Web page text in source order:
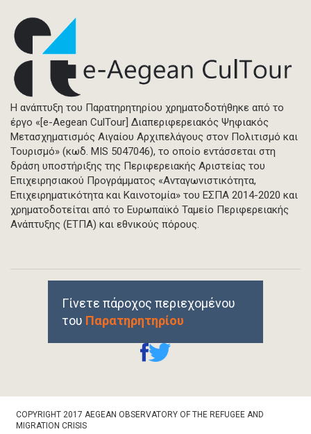
Η ανάπτυξη του Παρατηρητηρίου χρηματοδοτήθηκε από το
έργο «[e-Aegean CulTour] Διαπεριφερειακός Ψηφιακός
Μετασχηματισμός Αιγαίου Αρχιπελάγους στον Πολιτισμό και
Τουρισμό» (κωδ. MIS 5047046), το οποίο εντάσσεται στη
δράση υποστήριξης της Περιφερειακής Αριστείας του
Επιχειρησιακού Προγράμματος «Ανταγωνιστικότητα,
Επιχειρηματικότητα και Καινοτομία» του ΕΣΠΑ 2014-2020 και
χρηματοδοτείται από το Ευρωπαϊκό Ταμείο Περιφερειακής
Ανάπτυξης (ΕΤΠΑ) και εθνικούς πόρους.
Γίνετε πάροχος περιεχομένου
του Παρατηρητηρίου
Footer
Bottom
COPYRIGHT 2017 AEGEAN OBSERVATORY OF THE REFUGEE AND
MIGRATION CRISIS